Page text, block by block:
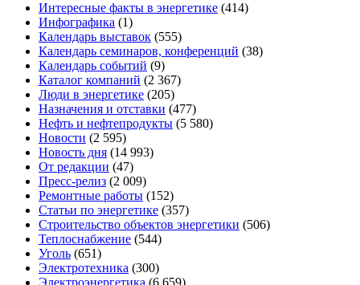
Интересные факты в энергетике (414)
Инфографика (1)
Календарь выставок (555)
Календарь семинаров, конференций (38)
Календарь событий (9)
Каталог компаний (2 367)
Люди в энергетике (205)
Назначения и отставки (477)
Нефть и нефтепродукты (5 580)
Новости (2 595)
Новость дня (14 993)
От редакции (47)
Пресс-релиз (2 009)
Ремонтные работы (152)
Статьи по энергетике (357)
Строительство объектов энергетики (506)
Теплоснабжение (544)
Уголь (651)
Электротехника (300)